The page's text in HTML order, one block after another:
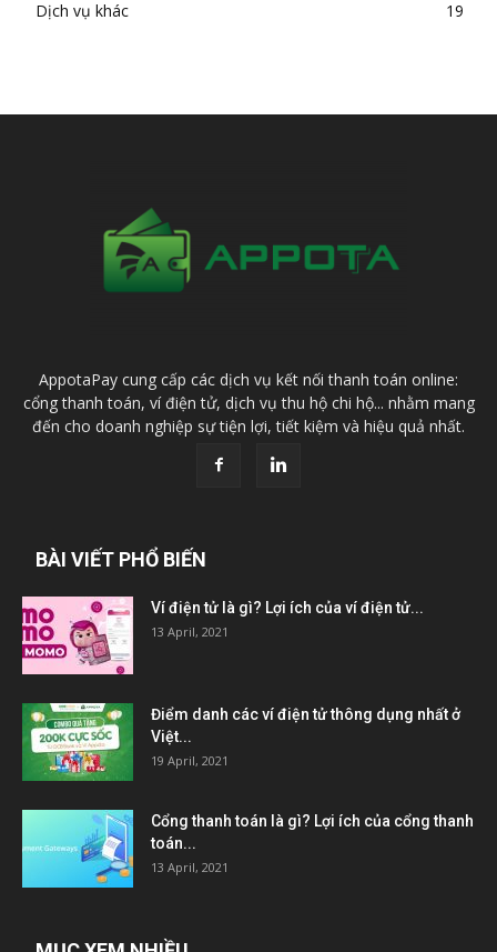
Dịch vụ khác
19
AppotaPay cung cấp các dịch vụ kết nối thanh toán online:
cổng thanh toán, ví điện tử, dịch vụ thu hộ chi hộ... nhằm mang
đến cho doanh nghiệp sự tiện lợi, tiết kiệm và hiệu quả nhất.
BÀI VIẾT PHỔ BIẾN
Ví điện tử là gì? Lợi ích của ví điện tử...
13 April, 2021
Điểm danh các ví điện tử thông dụng nhất ở
Việt...
19 April, 2021
Cổng thanh toán là gì? Lợi ích của cổng thanh
toán...
13 April, 2021